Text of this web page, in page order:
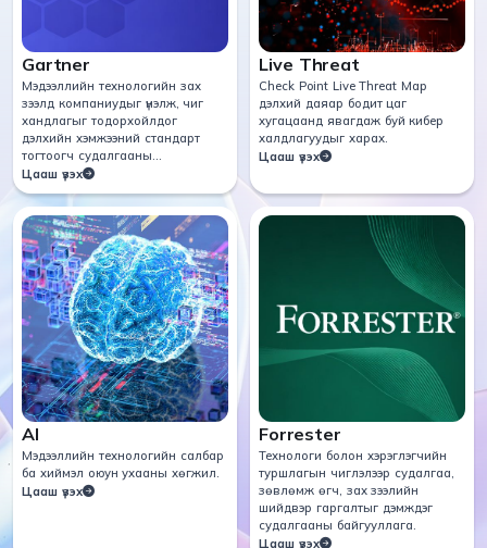
Gartner
Мэдээллийн технологийн зах
зээлд компаниудыг үнэлж, чиг
хандлагыг тодорхойлдог
дэлхийн хэмжээний стандарт
тогтоогч судалгааны
байгууллага.
Цааш үзэх
Live Threat
Check Point Live Threat Мар
дэлхий даяар бодит цаг
хугацаанд явагдаж буй кибер
халдлагуудыг харах.
Цааш үзэх
AI
Мэдээллийн технологийн салбар
ба хиймэл оюун ухааны хөгжил.
Цааш үзэх
Forrester
Технологи болон хэрэглэгчийн
туршлагын чиглэлээр судалгаа,
зөвлөмж өгч, зах зээлийн
шийдвэр гаргалтыг дэмждэг
судалгааны байгууллага.
Цааш үзэх